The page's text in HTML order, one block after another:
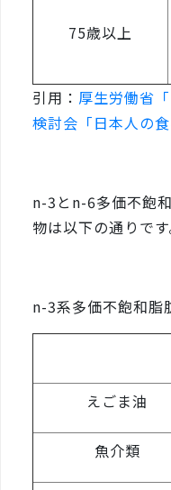
75歳以上
引用： 厚生労働省
検討会「日本人の
n-3とn-6多価不飽
物は以下の通りです
n-3系多価不飽和脂
えごま油
魚介類